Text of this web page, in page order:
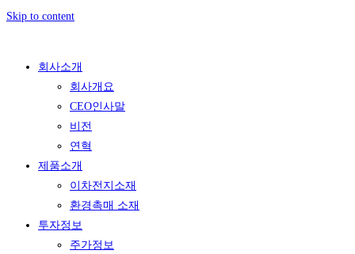
Skip to content
회사소개
회사개요
CEO인사말
비전
연혁
제품소개
이차전지소재
환경촉매 소재
투자정보
주가정보